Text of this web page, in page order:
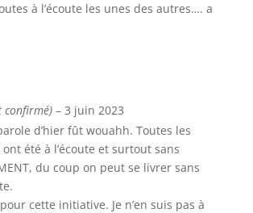
à l’écoute les unes des autres…. a
confirmé) – 3 juin 2023
d’hier fût wouahh. Toutes les
été à l’écoute et surtout sans
du coup on peut se livrer sans
cette initiative. Je n’en suis pas à